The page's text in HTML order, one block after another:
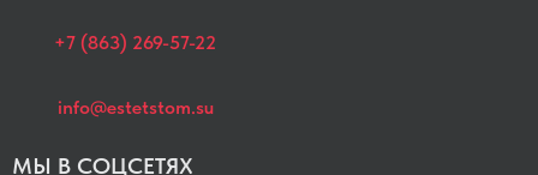
+7 (863) 269-57-22
info@estetstom.su
МЫ В СОЦСЕТЯХ